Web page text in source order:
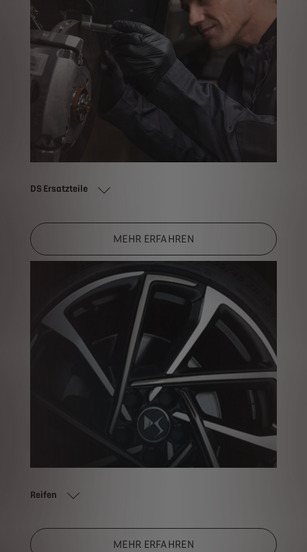
DS Ersatzteile
MEHR ERFAHREN
Reifen
MEHR ERFAHREN